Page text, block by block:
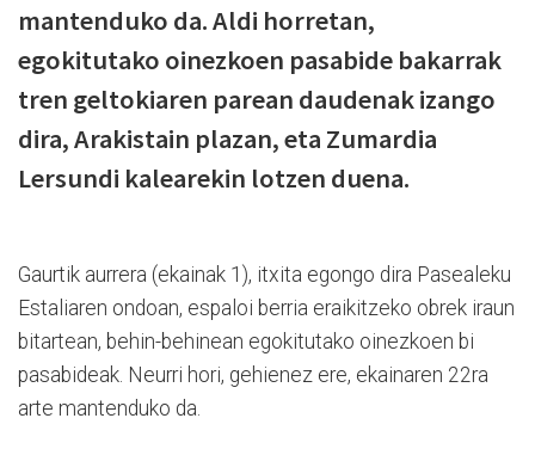
mantenduko da. Aldi horretan,
egokitutako oinezkoen pasabide bakarrak
tren geltokiaren parean daudenak izango
dira, Arakistain plazan, eta Zumardia
Lersundi kalearekin lotzen duena.
Gaurtik aurrera (ekainak 1), itxita egongo dira Pasealeku
Estaliaren ondoan, espaloi berria eraikitzeko obrek iraun
bitartean, behin-behinean egokitutako oinezkoen bi
pasabideak. Neurri hori, gehienez ere, ekainaren 22ra
arte mantenduko da.